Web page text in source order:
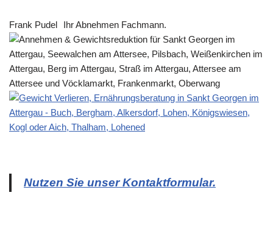
Frank Pudel Ihr Abnehmen Fachmann.
Nutzen Sie unser Kontaktformular.